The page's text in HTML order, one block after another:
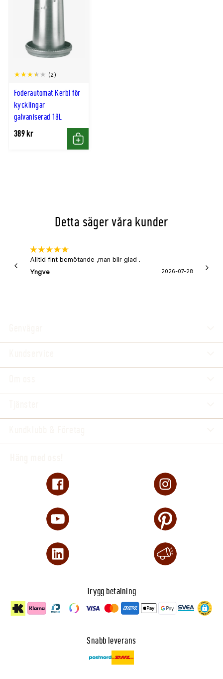
Foderautomat Kerbl för
kycklingar
galvaniserad 18L
(2)
389 kr
Köp
Detta säger våra kunder
Alltid fint bemötande ,man blir glad .
Yngve
2026-07-28
Trygg betalning
Snabb leverans